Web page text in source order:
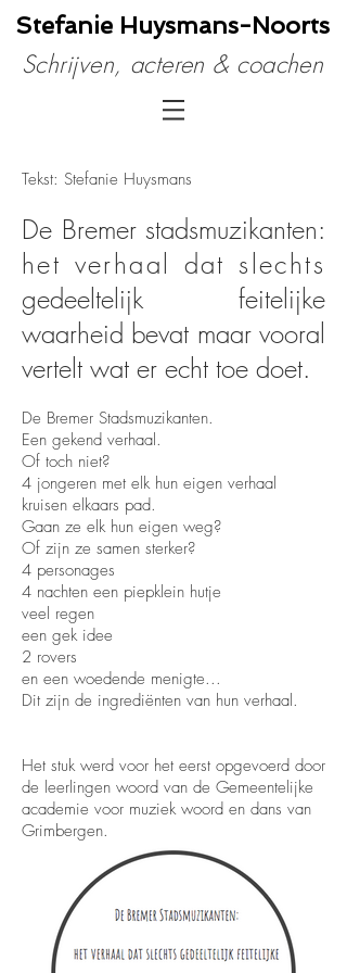
Stefanie Huysmans​-Noorts
Schrijven, acteren & coachen
Tekst: Stefanie Huysmans
De Bremer stadsmuzikanten:
het verhaal dat slechts
gedeeltelijk feitelijke
waarheid bevat maar vooral
vertelt wat er echt toe doet.​
De Bremer Stadsmuzikanten.
Een gekend verhaal.
Of toch niet?
4 jongeren met elk hun eigen verhaal
kruisen elkaars pad.
Gaan ze elk hun eigen weg?
Of zijn ze samen sterker?
4 personages
4 nachten een piepklein hutje
veel regen
een gek idee
2 rovers
en een woedende menigte...
Dit zijn de ingrediënten van hun verhaal.
Het stuk werd voor het eerst opgevoerd door
de leerlingen woord van de Gemeentelijke
academie voor muziek woord en dans van
Grimbergen.